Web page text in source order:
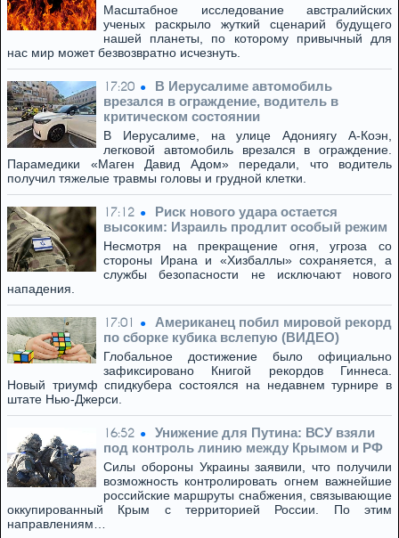
Масштабное исследование австралийских
ученых раскрыло жуткий сценарий будущего
нашей планеты, по которому привычный для
нас мир может безвозвратно исчезнуть.
17:20
В Иерусалиме автомобиль
врезался в ограждение, водитель в
критическом состоянии
В Иерусалиме, на улице Адониягу А-Коэн,
легковой автомобиль врезался в ограждение.
Парамедики «Маген Давид Адом» передали, что водитель
получил тяжелые травмы головы и грудной клетки.
17:12
Риск нового удара остается
высоким: Израиль продлит особый режим
Несмотря на прекращение огня, угроза со
стороны Ирана и «Хизбаллы» сохраняется, а
службы безопасности не исключают нового
нападения.
17:01
Американец побил мировой рекорд
по сборке кубика вслепую (ВИДЕО)
Глобальное достижение было официально
зафиксировано Книгой рекордов Гиннеса.
Новый триумф спидкубера состоялся на недавнем турнире в
штате Нью-Джерси.
16:52
Унижение для Путина: ВСУ взяли
под контроль линию между Крымом и РФ
Силы обороны Украины заявили, что получили
возможность контролировать огнем важнейшие
российские маршруты снабжения, связывающие
оккупированный Крым с территорией России. По этим
направлениям…